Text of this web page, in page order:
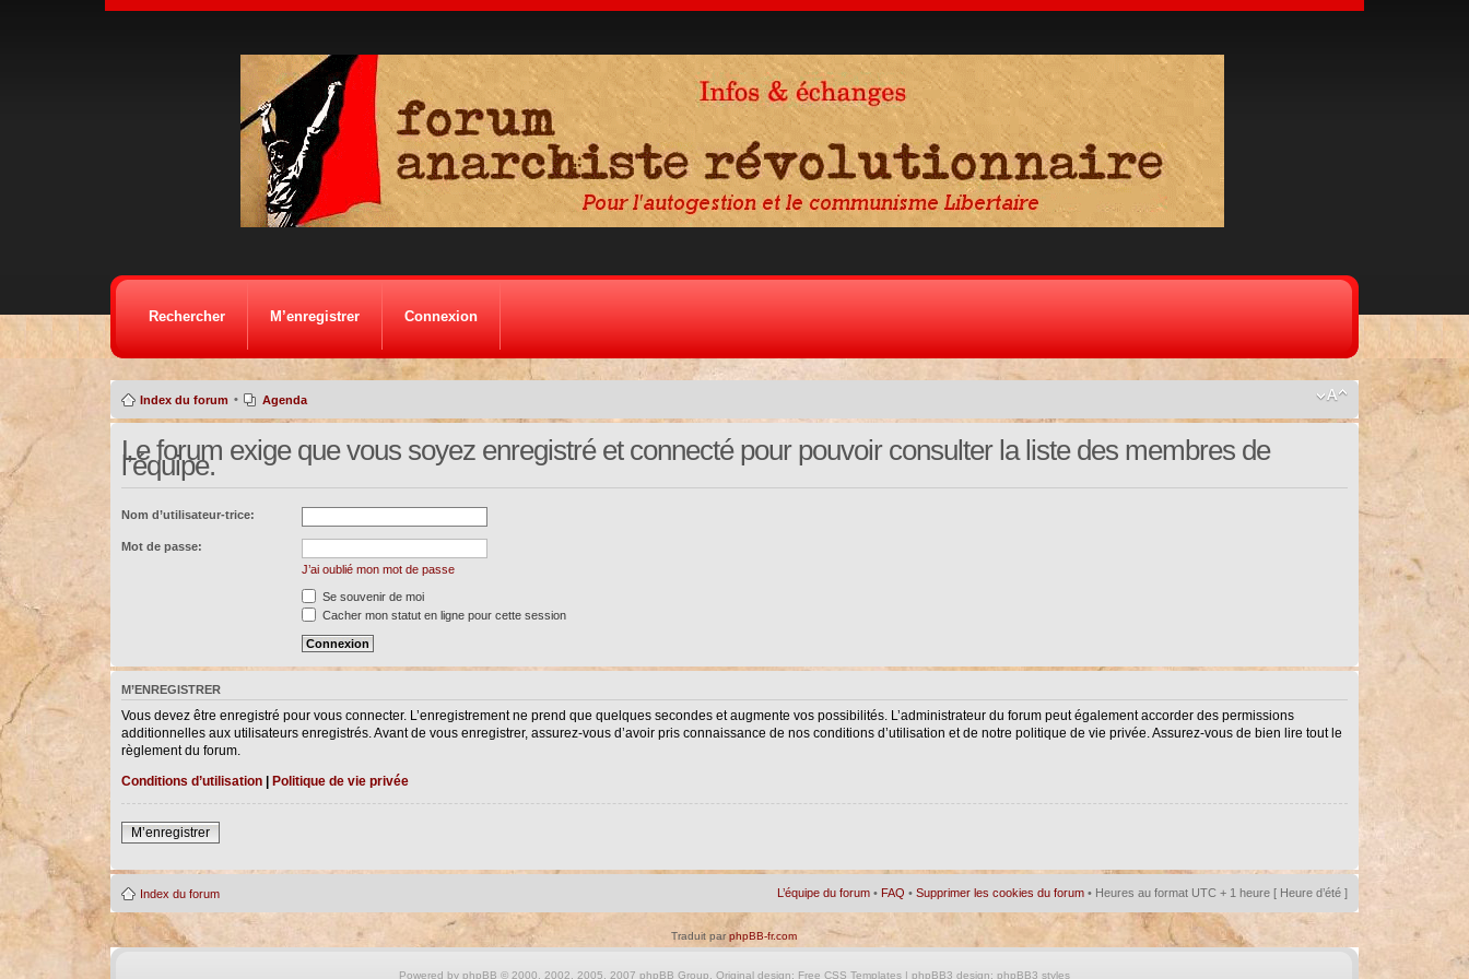
Rechercher M’enregistrer Connexion
Index du forum • Agenda
Le forum exige que vous soyez enregistré et connecté pour pouvoir consulter la liste des membres de
l’équipe.
Nom d’utilisateur-trice:
Mot de passe:
J’ai oublié mon mot de passe
Se souvenir de moi
Cacher mon statut en ligne pour cette session
M’ENREGISTRER
Vous devez être enregistré pour vous connecter. L’enregistrement ne prend que quelques secondes et augmente vos possibilités. L’administrateur du forum peut également accorder des permissions
additionnelles aux utilisateurs enregistrés. Avant de vous enregistrer, assurez-vous d’avoir pris connaissance de nos conditions d’utilisation et de notre politique de vie privée. Assurez-vous de bien lire tout le
règlement du forum.
Conditions d’utilisation| Politique de vie privée
M’enregistrer
Index du forum L’équipe du forum • FAQ •Supprimer les cookies du forum • Heures au format UTC + 1 heure [ Heure d’été ]
Traduit parphpBB-fr.com
Powered by phpBB © 2000, 2002, 2005, 2007 phpBB Group. Original design: Free CSS Templates| phpBB3 design: phpBB3 styles